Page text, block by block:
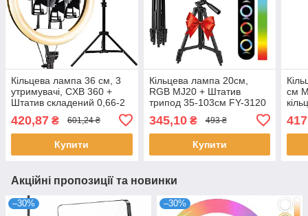
Кільцева лампа 36 см, 3
утримувачі, CXB 360 +
Штатив складений 0,66-2
м / Світлодіодна кільцева
лампа для селфі
420,87 ₴ 601,24 ₴
Купити
Кільцева лампа 20см,
RGB MJ20 + Штатив
трипод 35-103см FY-3120
тримачем телефону
345,10₴ 493 ₴
Купити
см
Акційні пропозиції та новинки
–30% –30%